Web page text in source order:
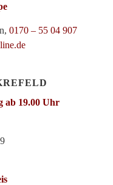
0170 – 55 04 907
ab 19.00 Uhr